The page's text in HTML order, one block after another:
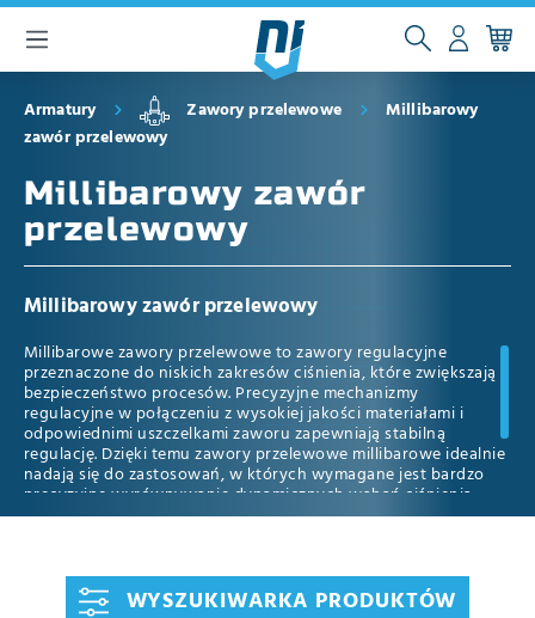
zawartości
Armatury Zawory przelewowe
Millibarowy
zawór przelewowy
Millibarowy zawór
przelewowy
Millibarowy zawór przelewowy
Millibarowe zawory przelewowe to zawory regulacyjne
przeznaczone do niskich zakresów ciśnienia, które zwiększają
bezpieczeństwo procesów. Precyzyjne mechanizmy
regulacyjne w połączeniu z wysokiej jakości materiałami i
odpowiednimi uszczelkami zaworu zapewniają stabilną
regulację. Dzięki temu zawory przelewowe millibarowe idealnie
nadają się do zastosowań, w których wymagane jest bardzo
precyzyjne wyrównywanie dynamicznych wahań ciśnienia,
takich jak zastosowania z gazem obojętnym i osłanianie
WYSZUKIWARKA PRODUKTÓW